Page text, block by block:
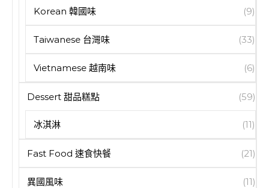
Korean 韓國味 (9)
Taiwanese 台灣味 (33)
Vietnamese 越南味 (6)
Dessert 甜品糕點 (59)
冰淇淋 (11)
Fast Food 速食快餐 (21)
異國風味 (11)